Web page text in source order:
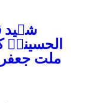
شہید
ملت